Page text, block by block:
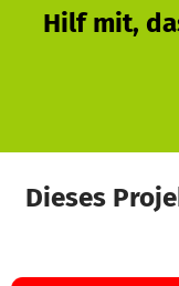
Hilf mit,
Dieses